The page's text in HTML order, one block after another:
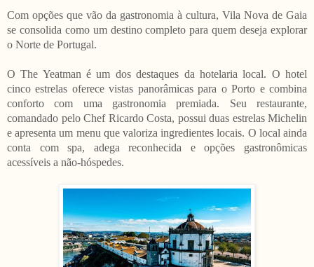
Com opções que vão da gastronomia à cultura, Vila Nova de Gaia
se consolida como um destino completo para quem deseja explorar
o Norte de Portugal.
O The Yeatman é um dos destaques da hotelaria local. O hotel
cinco estrelas oferece vistas panorâmicas para o Porto e combina
conforto com uma gastronomia premiada. Seu restaurante,
comandado pelo Chef Ricardo Costa, possui duas estrelas Michelin
e apresenta um menu que valoriza ingredientes locais. O local ainda
conta com spa, adega reconhecida e opções gastronômicas
acessíveis a não-hóspedes.